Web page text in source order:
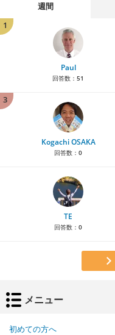
週間
1
Paul
回答数： 51
3
Kogachi OSAKA
回答数： 0
TE
回答数： 0
メニュー
初めての方へ